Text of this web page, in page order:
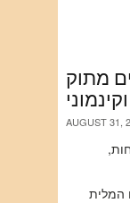
מתוק
AUGUST 31,
המלית